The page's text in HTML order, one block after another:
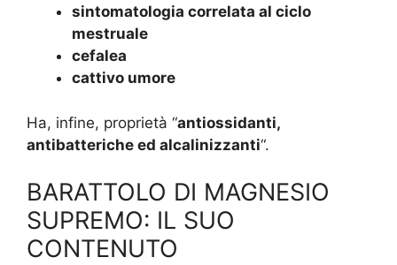
sintomatologia correlata al ciclo
mestruale
cefalea
cattivo umore
Ha, infine, proprietà “antiossidanti,
antibatteriche ed alcalinizzanti“.
BARATTOLO DI MAGNESIO
SUPREMO: IL SUO
CONTENUTO